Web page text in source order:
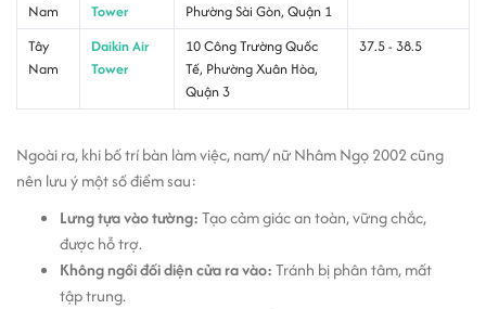
Nam
Tower
Phường Sài Gòn, Quận 1
Tây
Nam
Daikin Air
Tower
10 Công Trường Quốc
Tế, Phường Xuân Hòa,
Quận 3
37.5 - 38.5
Ngoài ra, khi bố trí bàn làm việc, nam/ nữ Nhâm Ngọ 2002 cũng
nên lưu ý một số điểm sau:
Lưng tựa vào tường:Tạo cảm giác an toàn, vững chắc,
được hỗ trợ.
Không ngồi đối diện cửa ra vào:Tránh bị phân tâm, mất
tập trung.